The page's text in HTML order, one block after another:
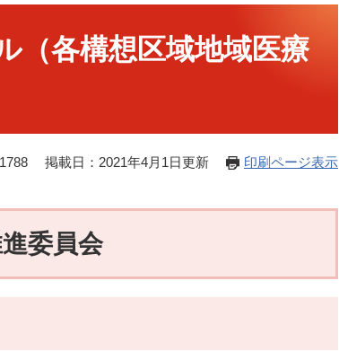
（各構想区域地域医療
掲載日：2021年4月1日更新 印刷ページ表示
委員会